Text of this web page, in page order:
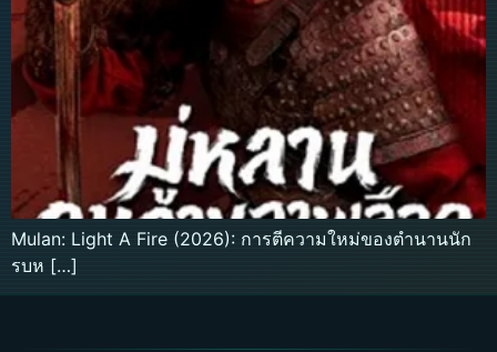
Mulan: Light A Fire (2026): การตีความใหม่ของตำนานนัก
รบห […]